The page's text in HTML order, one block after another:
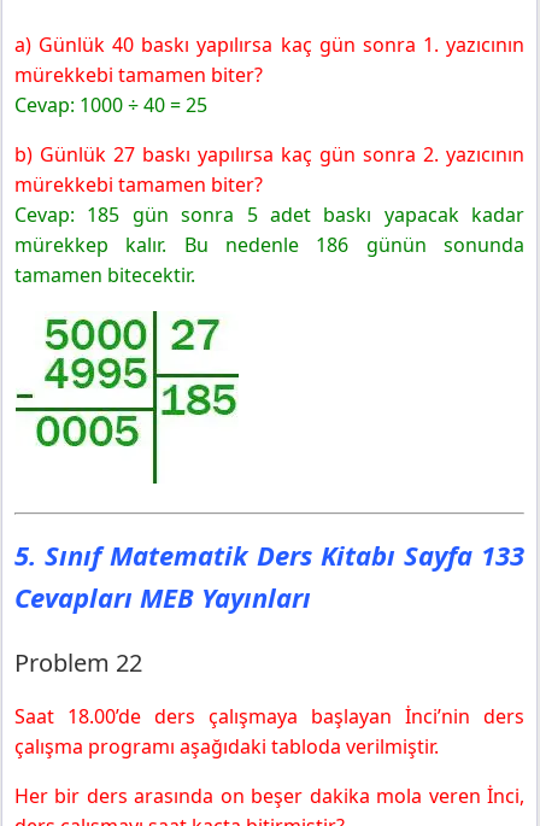
a) Günlük 40 baskı yapılırsa kaç gün sonra 1. yazıcının
mürekkebi tamamen biter?
Cevap: 1000 ÷ 40 = 25
b) Günlük 27 baskı yapılırsa kaç gün sonra 2. yazıcının
mürekkebi tamamen biter?
Cevap: 185 gün sonra 5 adet baskı yapacak kadar
mürekkep kalır. Bu nedenle 186 günün sonunda
tamamen bitecektir.
5. Sınıf Matematik Ders Kitabı Sayfa 133
Cevapları MEB Yayınları
Problem 22
Saat 18.00’de ders çalışmaya başlayan İnci’nin ders
çalışma programı aşağıdaki tabloda verilmiştir.
Her bir ders arasında on beşer dakika mola veren İnci,